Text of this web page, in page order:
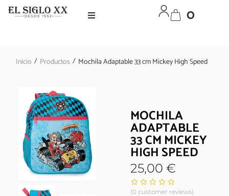
0
Inicio / Productos / Mochila Adaptable 33 cm Mickey High Speed
MOCHILA
ADAPTABLE
33 CM MICKEY
HIGH SPEED
25,00€
(0 customer reviews)